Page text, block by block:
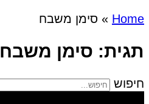
Home
» סימן משבח
תגית: סימן משבח
חיפוש